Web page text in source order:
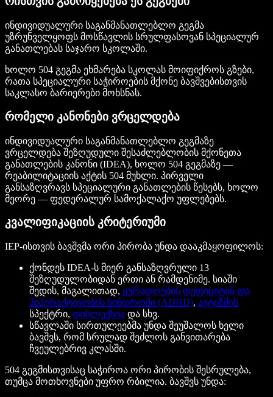
ინდივიდუალური საგანმანათლებლო გეგმა
უზრუნველყოფს მოსწავლის სრულფასოვან სპეციალურ
განათლებას საჯარო სკოლაში.
ხოლო 504 გეგმა ეხმარება სკოლას მოიფიქროს გზები,
რათა სპეციალური საჭიროების მქონე ბავშვებისთვის
საკლასო ბარიერები მოხსნას.
რომელი კანონები ვრცელდება
ინდივიდუალური საგანმანათლებლო გეგმაზე
ვრცელდება შეზღუდული შესაძლებლობის მქონეთა
განათლების კანონი (IDEA), ხოლო 504 გეგმაზე —
რეაბილიტაციის აქტის 504 მუხლი. პირველი
განსაზღვრავს სპეციალური განათლების წესებს, ხოლო
მეორე — ფედერალურ სამოქალაქო უფლებებს.
კვალიფიკაციის კრიტერიუმი
IEP-ისთვის ბავშვმა ორი პირობა უნდა დააკმაყოფილოს:
ქონდეს IDEA-ს მიერ განსაზღვრული 13
შეზღუდულობიდან ერთი ან რამდენიმე. სიაში
შედის, მაგალითად, ყურადღების დეფიციტის და
ჰიპერაქტივობის სინდრომი (ADHD), ავტიზმის
სპექტრი, დისლექსია და სხვ.
სწავლაში სირთულეებმა უნდა შეუშალოს ხელი
ბავშვს, რომ სრულად შეძლოს განვითარება
ჩვეულებრივ კლასში.
504 გეგმისთვისაც საჭიროა ორი პირობის შესრულება,
თუმცა მოთხოვნები უფრო რბილია. ბავშვს უნდა: